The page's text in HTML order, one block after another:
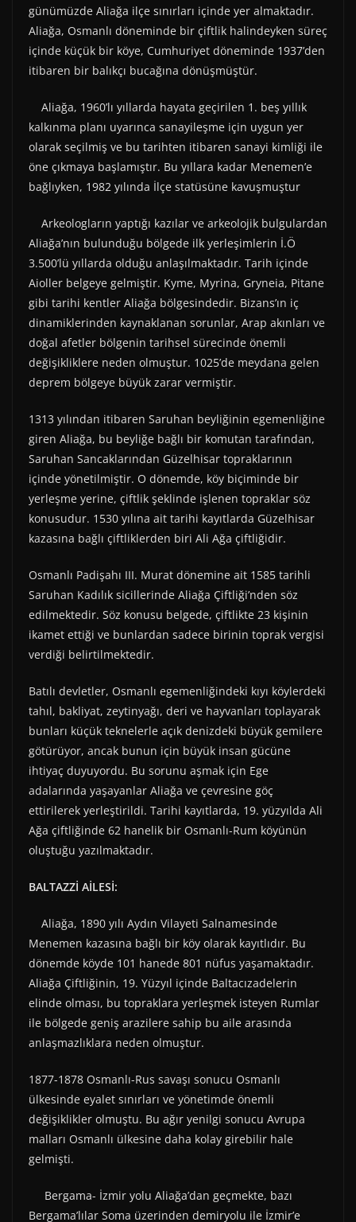
günümüzde Aliağa ilçe sınırları içinde yer almaktadır.
Aliağa, Osmanlı döneminde bir çiftlik halindeyken süreç
içinde küçük bir köye, Cumhuriyet döneminde 1937’den
itibaren bir balıkçı bucağına dönüşmüştür.
Aliağa, 1960’lı yıllarda hayata geçirilen 1. beş yıllık
kalkınma planı uyarınca sanayileşme için uygun yer
olarak seçilmiş ve bu tarihten itibaren sanayi kimliği ile
öne çıkmaya başlamıştır. Bu yıllara kadar Menemen’e
bağlıyken, 1982 yılında İlçe statüsüne kavuşmuştur
Arkeologların yaptığı kazılar ve arkeolojik bulgulardan
Aliağa’nın bulunduğu bölgede ilk yerleşimlerin İ.Ö
3.500’lü yıllarda olduğu anlaşılmaktadır. Tarih içinde
Aioller belgeye gelmiştir. Kyme, Myrina, Gryneia, Pitane
gibi tarihi kentler Aliağa bölgesindedir. Bizans’ın iç
dinamiklerinden kaynaklanan sorunlar, Arap akınları ve
doğal afetler bölgenin tarihsel sürecinde önemli
değişikliklere neden olmuştur. 1025’de meydana gelen
deprem bölgeye büyük zarar vermiştir.
1313 yılından itibaren Saruhan beyliğinin egemenliğine
giren Aliağa, bu beyliğe bağlı bir komutan tarafından,
Saruhan Sancaklarından Güzelhisar topraklarının
içinde yönetilmiştir. O dönemde, köy biçiminde bir
yerleşme yerine, çiftlik şeklinde işlenen topraklar söz
konusudur. 1530 yılına ait tarihi kayıtlarda Güzelhisar
kazasına bağlı çiftliklerden biri Ali Ağa çiftliğidir.
Osmanlı Padişahı III. Murat dönemine ait 1585 tarihli
Saruhan Kadılık sicillerinde Aliağa Çiftliği’nden söz
edilmektedir. Söz konusu belgede, çiftlikte 23 kişinin
ikamet ettiği ve bunlardan sadece birinin toprak vergisi
verdiği belirtilmektedir.
Batılı devletler, Osmanlı egemenliğindeki kıyı köylerdeki
tahıl, bakliyat, zeytinyağı, deri ve hayvanları toplayarak
bunları küçük teknelerle açık denizdeki büyük gemilere
götürüyor, ancak bunun için büyük insan gücüne
ihtiyaç duyuyordu. Bu sorunu aşmak için Ege
adalarında yaşayanlar Aliağa ve çevresine göç
ettirilerek yerleştirildi. Tarihi kayıtlarda, 19. yüzyılda Ali
Ağa çiftliğinde 62 hanelik bir Osmanlı-Rum köyünün
oluştuğu yazılmaktadır.
BALTAZZİ AİLESİ:
Aliağa, 1890 yılı Aydın Vilayeti Salnamesinde
Menemen kazasına bağlı bir köy olarak kayıtlıdır. Bu
dönemde köyde 101 hanede 801 nüfus yaşamaktadır.
Aliağa Çiftliğinin, 19. Yüzyıl içinde Baltacızadelerin
elinde olması, bu topraklara yerleşmek isteyen Rumlar
ile bölgede geniş arazilere sahip bu aile arasında
anlaşmazlıklara neden olmuştur.
1877-1878 Osmanlı-Rus savaşı sonucu Osmanlı
ülkesinde eyalet sınırları ve yönetimde önemli
değişiklikler olmuştu. Bu ağır yenilgi sonucu Avrupa
malları Osmanlı ülkesine daha kolay girebilir hale
gelmişti.
Bergama- İzmir yolu Aliağa’dan geçmekte, bazı
Bergama’lılar Soma üzerinden demiryolu ile İzmir’e